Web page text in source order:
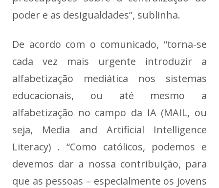
poder e as desigualdades”, sublinha.
De acordo com o comunicado, “torna-se
cada vez mais urgente introduzir a
alfabetização mediática nos sistemas
educacionais, ou até mesmo a
alfabetização no campo da IA (MAIL, ou
seja, Media and Artificial Intelligence
Literacy) . “Como católicos, podemos e
devemos dar a nossa contribuição, para
que as pessoas – especialmente os jovens